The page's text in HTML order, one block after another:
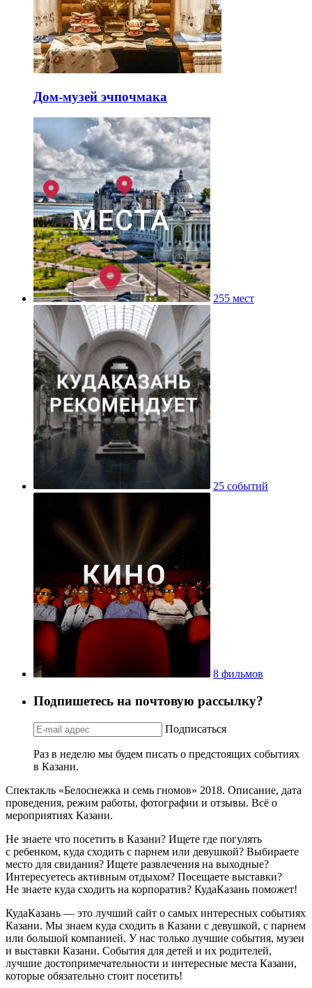
Дом-музей эчпочмака
255 мест
25 событий
8 фильмов
Подпишетесь на почтовую рассылку?
Подписаться
Раз в неделю мы будем писать о предстоящих событиях
в Казани.
Спектакль «Белоснежка и семь гномов» 2018. Описание, дата
проведения, режим работы, фотографии и отзывы. Всё о
мероприятиях Казани.
Не знаете что посетить в Казани? Ищете где погулять
с ребенком, куда сходить с парнем или девушкой? Выбираете
место для свидания? Ищете развлечения на выходные?
Интересуетесь активным отдыхом? Посещаете выставки?
Не знаете куда сходить на корпоратив? КудаКазань поможет!
КудаКазань — это лучший сайт о самых интересных событиях
Казани. Мы знаем куда сходить в Казани с девушкой, с парнем
или большой компанией. У нас только лучшие события, музеи
и выставки Казани. События для детей и их родителей,
лучшие достопримечательности и интересные места Казани,
которые обязательно стоит посетить!